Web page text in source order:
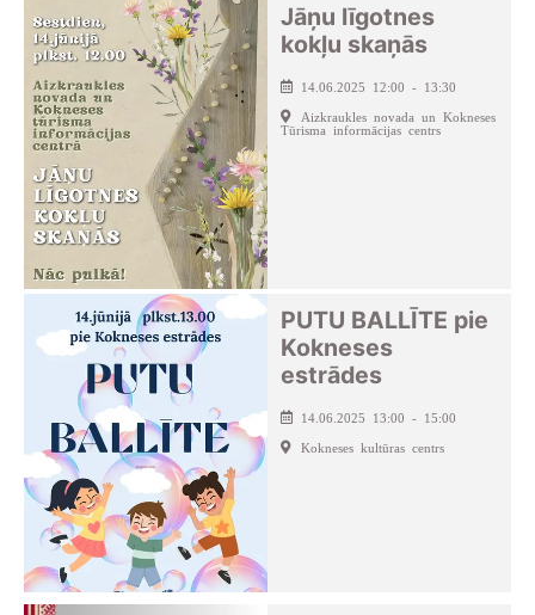
Jāņu līgotnes
kokļu skaņās
14.06.2025 12:00 - 13:30
Aizkraukles novada un Kokneses
Tūrisma informācijas centrs
PUTU BALLĪTE pie
Kokneses
estrādes
14.06.2025 13:00 - 15:00
Kokneses kultūras centrs